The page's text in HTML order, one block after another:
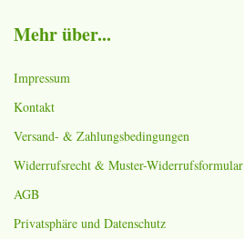
Mehr über...
Impressum
Kontakt
Versand- & Zahlungsbedingungen
Widerrufsrecht & Muster-Widerrufsformular
AGB
Privatsphäre und Datenschutz